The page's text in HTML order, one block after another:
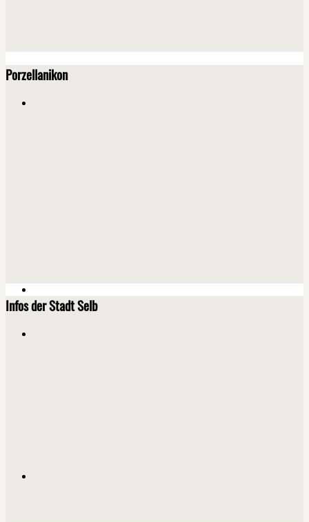
Porzellanikon
Infos der Stadt Selb